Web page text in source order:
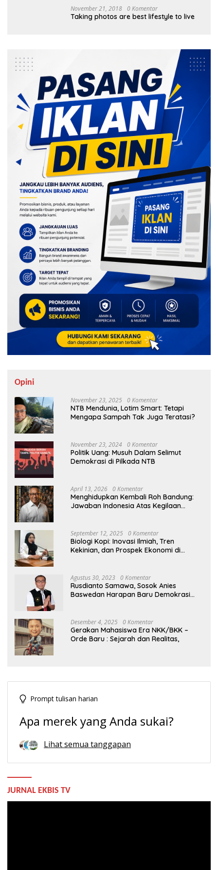
November 21, 2018 0 Komentar
Taking photos are best lifestyle to live
Opini
November 23, 2025 0 Komentar
NTB Mendunia, Lotim Smart: Tetapi
Mengapa Sampah Tak Juga Teratasi?
November 23, 2024 0 Komentar
Politik Uang: Musuh Dalam Selimut
Demokrasi di Pilkada NTB
April 13, 2026 0 Komentar
Menghidupkan Kembali Roh Bandung:
Jawaban Indonesia Atas Kegilaan
September 12, 2025 0 Komentar
Biologi Kopi: Inovasi Ilmiah, Tren
Kekinian, dan Prospek Ekonomi di
Agustus 30, 2023 0 Komentar
Rusdianto Samawa, Sosok Anies
Baswedan Harapan Baru Demokrasi
Desember 4, 2025 0 Komentar
Gerakan Mahasiswa Era NKK/BKK –
Orde Baru : Sejarah dan Realitas,
Prompt tulisan harian
Apa merek yang Anda sukai?
Lihat semua tanggapan
JURNAL EKBIS TV